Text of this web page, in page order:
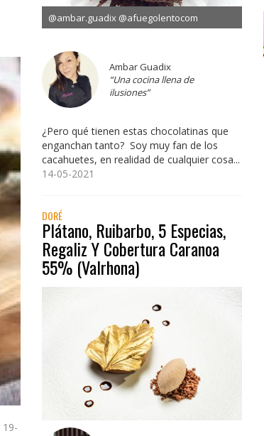
19-
@ambar.guadix @afuegolentocom
Ambar Guadix
“Una cocina llena de
ilusiones”
¿Pero qué tienen estas chocolatinas que
enganchan tanto? Soy muy fan de los
cacahuetes, en realidad de cualquier cosa...
14-05-2021
DORÉ
Plátano, Ruibarbo, 5 Especias,
Regaliz Y Cobertura Caranoa
55% (Valrhona)